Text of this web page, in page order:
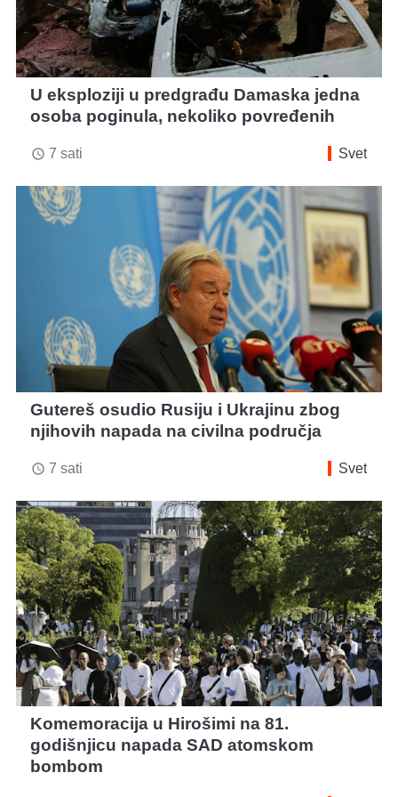
U eksploziji u predgrađu Damaska jedna
osoba poginula, nekoliko povređenih
access_time 7 sati Svet
Gutereš osudio Rusiju i Ukrajinu zbog
njihovih napada na civilna područja
access_time 7 sati Svet
Komemoracija u Hirošimi na 81.
godišnjicu napada SAD atomskom
bombom